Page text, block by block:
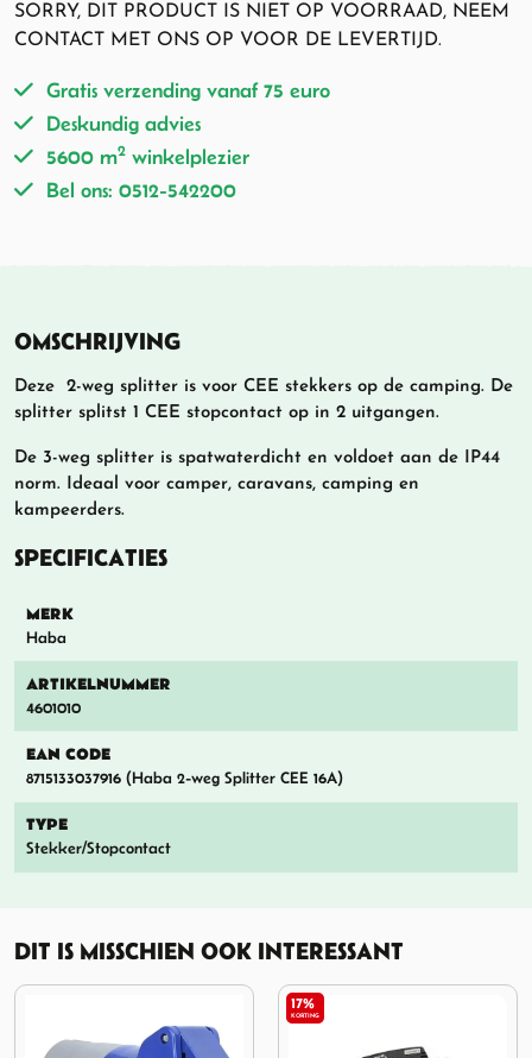
SORRY, DIT PRODUCT IS NIET OP VOORRAAD, NEEM
CONTACT MET ONS OP VOOR DE LEVERTIJD.
Gratis verzending vanaf 75 euro
Deskundig advies
5600 m2 winkelplezier
Bel ons: 0512-542200
OMSCHRIJVING
Deze 2-weg splitter is voor CEE stekkers op de camping. De
splitter splitst 1 CEE stopcontact op in 2 uitgangen.
De 3-weg splitter is spatwaterdicht en voldoet aan de IP44
norm. Ideaal voor camper, caravans, camping en
kampeerders.
SPECIFICATIES
MERK
Haba
ARTIKELNUMMER
4601010
EAN CODE
8715133037916 (Haba 2-weg Splitter CEE 16A)
TYPE
Stekker/Stopcontact
DIT IS MISSCHIEN OOK INTERESSANT